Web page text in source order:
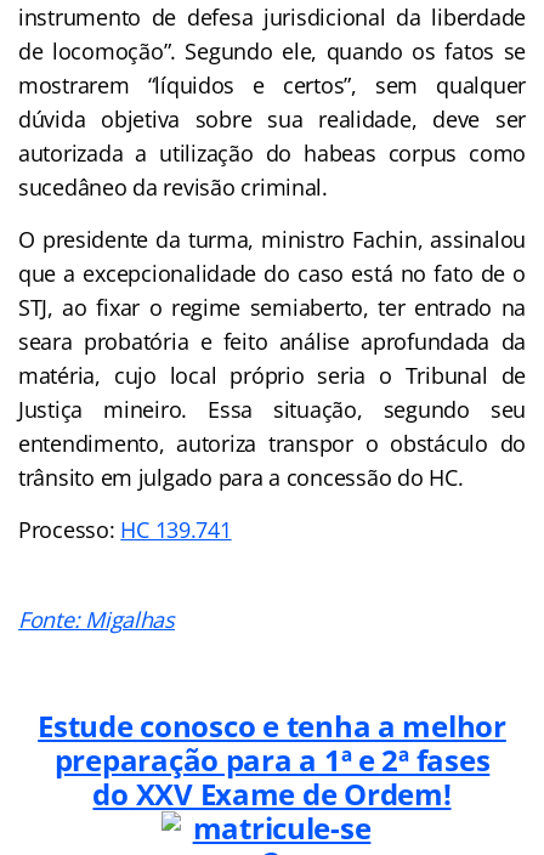
instrumento de defesa jurisdicional da liberdade
de locomoção”. Segundo ele, quando os fatos se
mostrarem “líquidos e certos”, sem qualquer
dúvida objetiva sobre sua realidade, deve ser
autorizada a utilização do habeas corpus como
sucedâneo da revisão criminal.
O presidente da turma, ministro Fachin, assinalou
que a excepcionalidade do caso está no fato de o
STJ, ao fixar o regime semiaberto, ter entrado na
seara probatória e feito análise aprofundada da
matéria, cujo local próprio seria o Tribunal de
Justiça mineiro. Essa situação, segundo seu
entendimento, autoriza transpor o obstáculo do
trânsito em julgado para a concessão do HC.
Processo: HC 139.741
Fonte: Migalhas
Estude conosco e tenha a melhor
preparação para a 1ª e 2ª fases
do XXV Exame de Ordem!